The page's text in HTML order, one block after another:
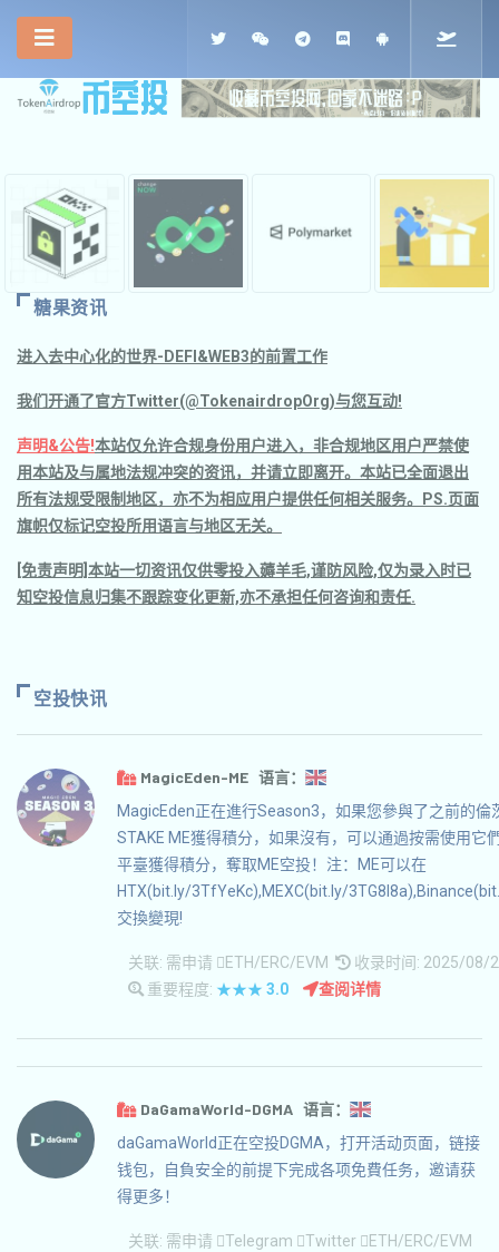
糖果资讯
进入去中心化的世界-DEFI&WEB3的前置工作
我们开通了官方Twitter(@TokenairdropOrg)与您互动!
声明&公告!本站仅允许合规身份用户进入，非合规地区用户严禁使
用本站及与属地法规冲突的资讯，并请立即离开。本站已全面退出
所有法规受限制地区，亦不为相应用户提供任何相关服务。PS.页面
旗帜仅标记空投所用语言与地区无关。
[免责声明]本站一切资讯仅供零投入薅羊毛,谨防风险,仅为录入时已
知空投信息归集不跟踪变化更新,亦不承担任何咨询和责任.
空投快讯
MagicEden-ME 语言：
MagicEden正在進行Season3，如果您參與了之前的倫
STAKE ME獲得積分，如果沒有，可以通過按需使用它
平臺獲得積分，奪取ME空投！注：ME可以在
HTX(bit.ly/3TfYeKc),MEXC(bit.ly/
交換變現!
关联: 需申请 ETH/ERC/EVM
收录时间: 2025/08/
重要程度: ★★★ 3.0 查阅详情
DaGamaWorld-DGMA 语言：
daGamaWorld正在空投DGMA，打开活动页面，链接
钱包，自負安全的前提下完成各项免費任务，邀请获
得更多！
关联: 需申请 Telegram Twitter
ETH/ERC/EVM